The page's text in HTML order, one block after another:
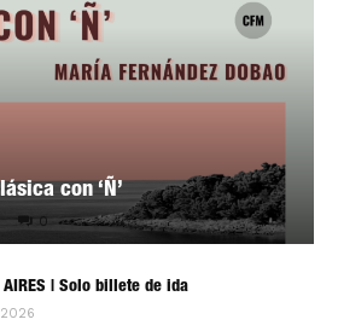
con ‘Ñ’
0
AIRES | Solo billete de ida